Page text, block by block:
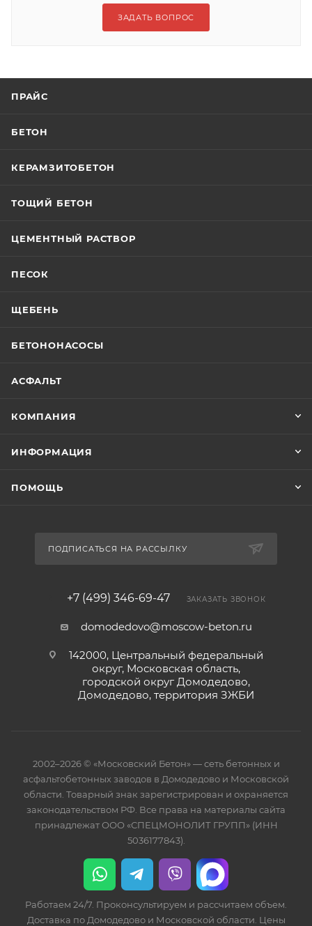
ЗАДАТЬ ВОПРОС
ПРАЙС
БЕТОН
КЕРАМЗИТОБЕТОН
ТОЩИЙ БЕТОН
ЦЕМЕНТНЫЙ РАСТВОР
ПЕСОК
ЩЕБЕНЬ
БЕТОНОНАСОСЫ
АСФАЛЬТ
КОМПАНИЯ
ИНФОРМАЦИЯ
ПОМОЩЬ
ПОДПИСАТЬСЯ НА РАССЫЛКУ
+7 (499) 346-69-47 ЗАКАЗАТЬ ЗВОНОК
domodedovo@moscow-beton.ru
142000, Центральный федеральный
округ, Московская область,
городской округ Домодедово,
Домодедово, территория ЗЖБИ
2002–2026 © «Московский Бетон» — сеть бетонных и
асфальтобетонных заводов в Домодедово и Московской
области. Товарный знак зарегистрирован и охраняется
законодательством РФ. Все права на материалы сайта
принадлежат ООО «СПЕЦМОНОЛИТ ГРУПП» (ИНН
5036177843).
Работаем 24/7. Проконсультируем и рассчитаем объем.
Доставка по Домодедово и Московской области. Цены